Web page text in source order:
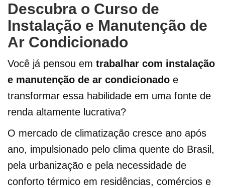
Descubra o Curso de
Instalação e Manutenção de
Ar Condicionado
Você já pensou em trabalhar com instalação
e manutenção de ar condicionado e
transformar essa habilidade em uma fonte de
renda altamente lucrativa?
O mercado de climatização cresce ano após
ano, impulsionado pelo clima quente do Brasil,
pela urbanização e pela necessidade de
conforto térmico em residências, comércios e